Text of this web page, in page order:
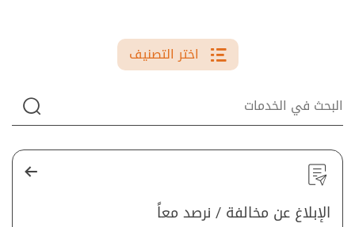
اختر التصنيف
الإبلاغ عن مخالفة / نرصد معاً